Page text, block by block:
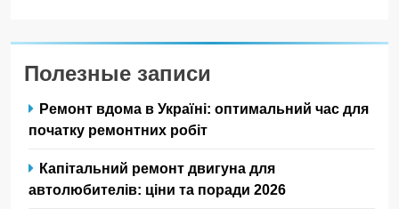
Полезные записи
Ремонт вдома в Україні: оптимальний час для
початку ремонтних робіт
Капітальний ремонт двигуна для
автолюбителів: ціни та поради 2026